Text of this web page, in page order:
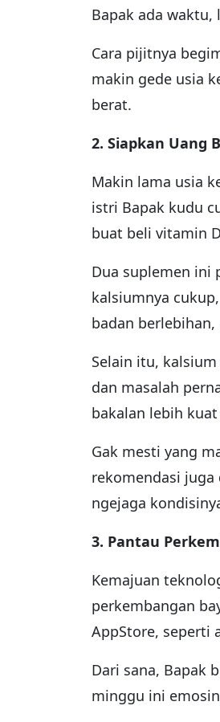
Bapak ada
Cara pijitnya
makin gede usia
berat.
2. Siapkan Uang
Makin lama usia
istri Bapak kudu
buat beli vitamin
Dua suplemen ini
kalsiumnya
badan
Selain itu,
dan masalah
bakalan lebih
Gak mesti yang
rekomendasi
ngejaga
3. Pantau
Kemajuan
perkembangan
AppStore, seperti
Dari sana, Bapak
minggu ini